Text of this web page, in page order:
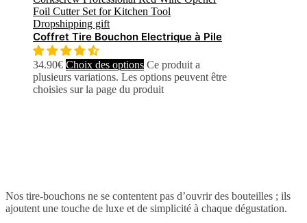
Coffret Tire Bouchon Electrique à Pile
34.90€ Choix des options Ce produit a
plusieurs variations. Les options peuvent être
choisies sur la page du produit
Nos tire-bouchons ne se contentent pas d’ouvrir des bouteilles ; ils
ajoutent une touche de luxe et de simplicité à chaque dégustation.